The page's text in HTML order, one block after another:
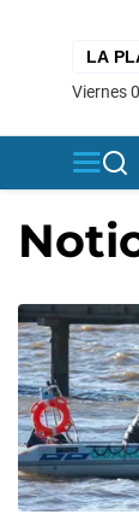
viernes